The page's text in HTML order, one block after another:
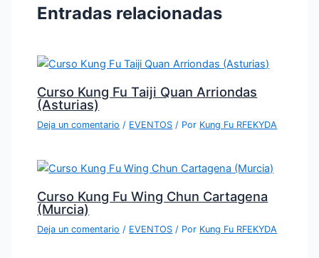
Entradas relacionadas
Curso Kung Fu Taiji Quan Arriondas
(Asturias)
Deja un comentario / EVENTOS / Por Kung Fu RFEKYDA
Curso Kung Fu Wing Chun Cartagena
(Murcia)
Deja un comentario / EVENTOS / Por Kung Fu RFEKYDA